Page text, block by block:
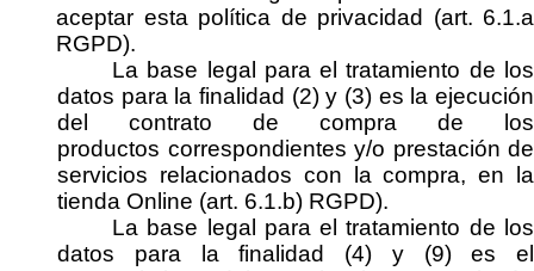
aceptar esta política de privacidad
(art. 6.1.a
RGPD).
La base legal
para el tratamiento de los
datos para la finalidad (2) y (3) es laejecución
del contrato de compra de los
productos correspondientes y/o prestación de
servicios relacionados con la compra,en la
tienda Online (art. 6.1.b) RGPD).
La base legal
para el tratamiento de los
datos para la finalidad (4) y (9)es el